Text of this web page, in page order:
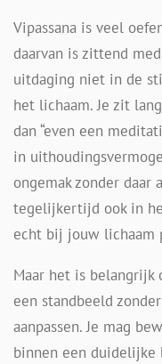
Vipassana is veel
daarvan is zittend
uitdaging niet in de
het lichaam. Je zit
dan “even een
in
ongemak zonder daar
tegelijkertijd ook in
echt bij jouw lichaam
Maar het is belangrijk
een standbeeld
aanpassen. Je mag
binnen een duidelijke